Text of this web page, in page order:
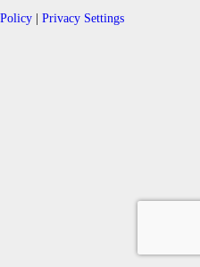
| Privacy Settings